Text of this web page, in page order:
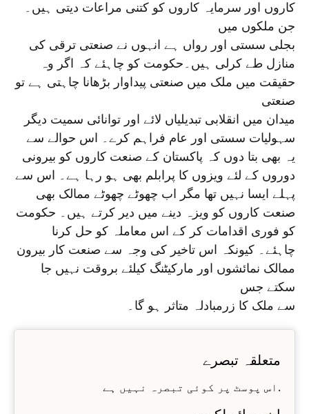
کاروں اور سرمایہ کاروں کو کتنی مراعات دیتی ہیں۔
جن ملکوں میں
بجلی سستی اور رواں ہے انہوں نے صنعتی ترقی کی
منازل طے کرلی ہیں۔حکومت کو چاہئے کہ اگر وہ
حقیقت میں ملک میں صنعتی پیداوار بڑھانا چاہتی ہے تو
صنعتی
میدان میں انقلابی تبدیلیاں لائے اور توانائی سمیت دیگر
سہولیات سستی اور عام فراہم کرے۔ اس حوالے سے
یہ بھی بتا دوں کہ پاکستان کے صنعت کاروں کو بیرونی
دوروں کے لئے ویزوں کا پرابلم بھی ہو رہا ہے۔ اس سے
پہلے ایسا نہیں تھا مگر اب چھوٹے چھوٹے ممالک بھی
صنعت کاروں کو ویزہ دینے میں دیر کرتے ہیں۔ حکومت
کو فوری اقدامات کر کے اس معاملہ کو حل کرنا
چاہئے۔ کیونکہ اس تاخیر کی وجہ سے صنعت کار بیرون
ممالک نمائشوں اور مارکیٹنگ کیلئے بروقت نہیں جا
سکتے جس
سے ملک کا زرمبادلہ متاثر ہو گا۔
متعلقہ تبصرے
اس پوسٹ پر کوئی تبصرہ نہیں ہے.